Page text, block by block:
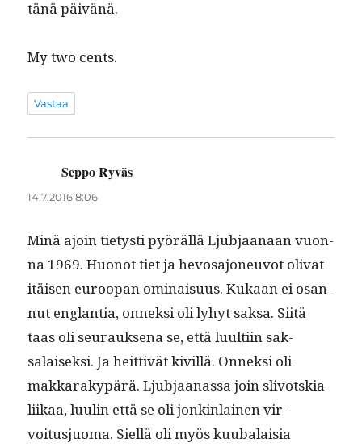
tänä päivänä.
My two cents.
Vastaa
Seppo Ryväs
14.7.2016 8:06
Minä ajoin tietysti pyöräl­lä Ljub­jaanaan vuon­
na 1969. Huonot tiet ja hevosajoneu­vot oli­vat
itäisen euroopan omi­naisu­us. Kukaan ei osan­
nut englan­tia, onnek­si oli lyhyt sak­sa. Siitä
taas oli seu­rauk­se­na se, että luul­ti­in sak­
salaisek­si. Ja heit­tivät kivil­lä. Onnek­si oli
makkarakypärä. Ljub­jaanas­sa join sliv­ot­skia
liikaa, luulin että se oli jonkin­lainen vir­
voitusjuo­ma. Siel­lä oli myös kuubal­aisia